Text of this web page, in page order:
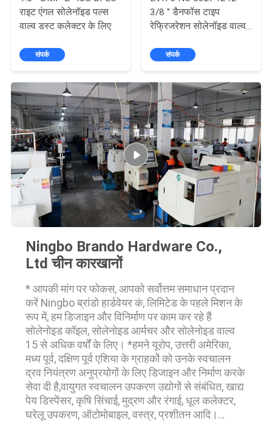
राइट एंगल सोलेनॉइड पल्स
वाल्व डस्ट कलेक्टर के लिए
संपर्क
3/8 '' डैनफॉस टाइप
रेफ्रिजरेशन सोलेनॉइड वाल्व
संपर्क
Ningbo Brando Hardware Co.,
Ltd चीन कारखानों
* आपकी मांग पर फोकस, आपको सर्वोत्तम समाधान प्रदान
करें Ningbo ब्रांडो हार्डवेयर कं, लिमिटेड के पहले मिशन के
रूप में, हम डिजाइन और विनिर्माण पर काम कर रहे हैं
सोलेनोइड कॉइल, सोलेनोइड आर्मचर और सोलेनोइड वाल्व
15 से अधिक वर्षों के लिए। *हमने यूरोप, उत्तरी अमेरिका,
मध्य पूर्व, दक्षिण पूर्व एशिया के ग्राहकों को उनके स्वचालन
द्रव नियंत्रण अनुप्रयोगों के लिए डिजाइन और निर्माण करके
सेवा दी है,वायुगत स्वचालन उपकरण उद्योगों से संबंधित, खाद्य
पेय डिस्पेंसर, कृषि सिंचाई, मुद्रण और रंगाई, धूल कलेक्टर,
घरेलू उपकरण, ऑटोमोबाइल, वस्त्र, प्रशीतन आदि।